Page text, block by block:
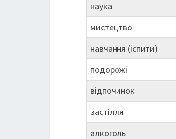
наука
мистецтво
навчання (іспити)
подорожі
відпочинок
застілля
алкоголь